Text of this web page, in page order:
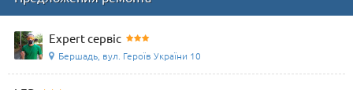
Expert сервіс
Бершадь, вул. Героїв України 10